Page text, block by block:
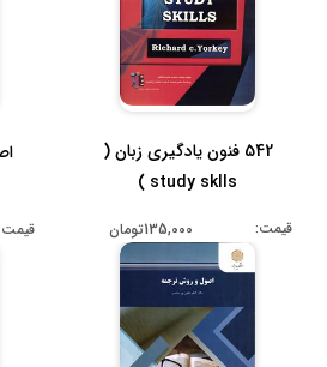
542 فنون یادگیری زبان (
study sklls )
قیمت: 135,000تومان